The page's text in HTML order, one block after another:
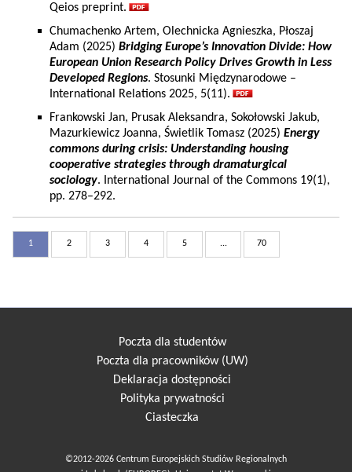
Qeios preprint.
Chumachenko Artem, Olechnicka Agnieszka, Płoszaj
Adam (2025) Bridging Europe’s Innovation Divide: How
European Union Research Policy Drives Growth in Less
Developed Regions. Stosunki Międzynarodowe –
International Relations 2025, 5(11).
Frankowski Jan, Prusak Aleksandra, Sokołowski Jakub,
Mazurkiewicz Joanna, Świetlik Tomasz (2025) Energy
commons during crisis: Understanding housing
cooperative strategies through dramaturgical
sociology. International Journal of the Commons 19(1),
pp. 278–292.
1 2 3 4 5 ... 70
Poczta dla studentów
Poczta dla pracowników (UW)
Deklaracja dostępności
Polityka prywatności
Ciasteczka
©2012-2026 Centrum Europejskich Studiów Regionalnych